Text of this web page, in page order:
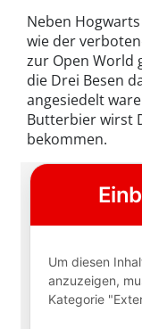
Neben
wie der
zur Open World
die Drei Besen
angesiedelt
Butterbier wirst
bekommen.